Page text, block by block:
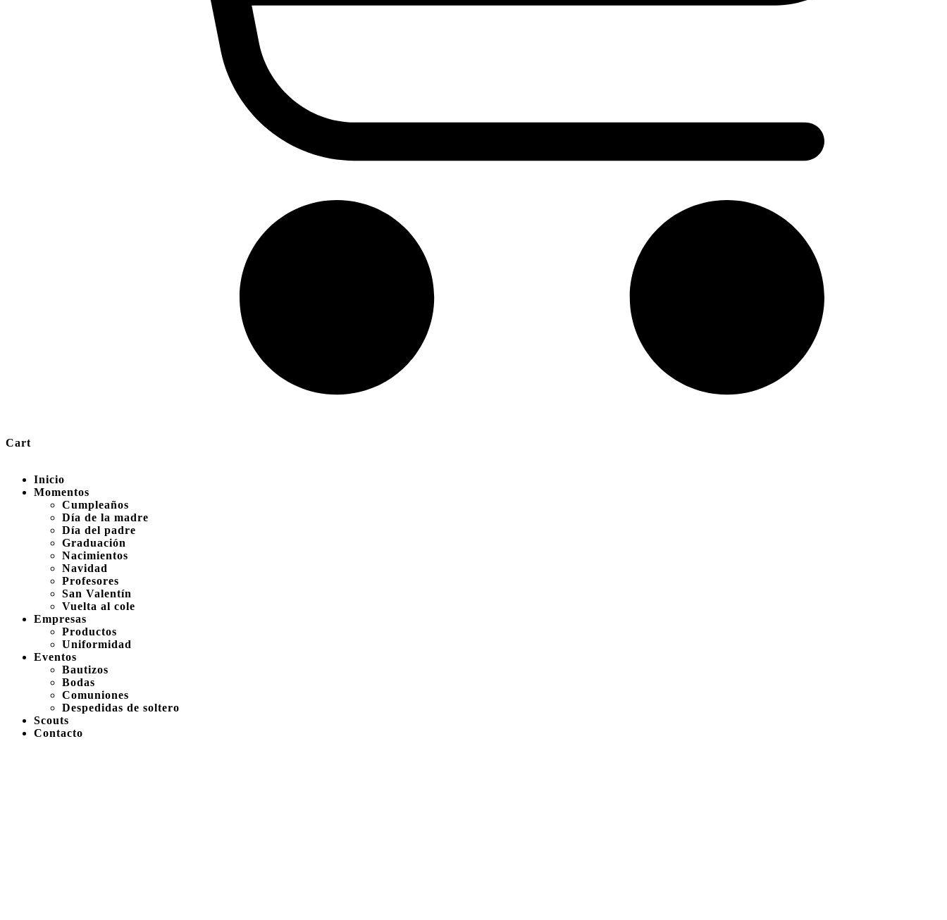
Cart
Inicio
Momentos
Cumpleaños
Día de la madre
Día del padre
Graduación
Nacimientos
Navidad
Profesores
San Valentín
Vuelta al cole
Empresas
Productos
Uniformidad
Eventos
Bautizos
Bodas
Comuniones
Despedidas de soltero
Scouts
Contacto